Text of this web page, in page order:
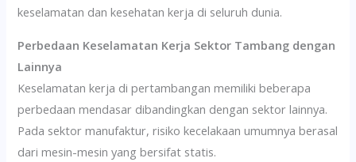
keselamatan dan kesehatan kerja di seluruh dunia.
Perbedaan Keselamatan Kerja Sektor Tambang dengan
Lainnya
Keselamatan kerja di pertambangan memiliki beberapa
perbedaan mendasar dibandingkan dengan sektor lainnya.
Pada sektor manufaktur, risiko kecelakaan umumnya berasal
dari mesin-mesin yang bersifat statis.